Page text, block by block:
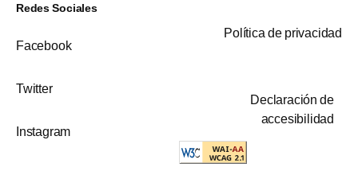
Redes Sociales
Facebook
Twitter
Instagram
Política de privacidad
Declaración de
accesibilidad